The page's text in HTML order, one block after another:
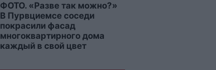
ФОТО. «Разве так можно?»
В Пурвциемсе соседи
покрасили фасад
многоквартирного дома
каждый в свой цвет